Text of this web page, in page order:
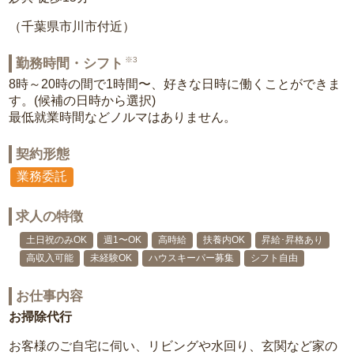
（千葉県市川市付近）
勤務時間・シフト ※3
8時～20時の間で1時間〜、好きな日時に働くことができま
す。(候補の日時から選択)
最低就業時間などノルマはありません。
契約形態
業務委託
求人の特徴
土日祝のみOK 週1〜OK 高時給 扶養内OK
昇給･昇格あり
高収入可能
未経験OK ハウスキーパー募集 シフト自由
お仕事内容
お掃除代行
お客様のご自宅に伺い、リビングや水回り、玄関など家の